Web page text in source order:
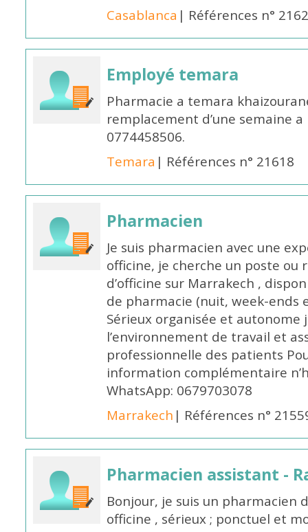
Casablanca | Références n°
Employé temara
Pharmacie a temara
remplacement d’une semaine
0774458506.
Temara | Références n° 21618
Pharmacien
Je suis pharmacien avec une
officine, je cherche un poste
d’officine sur Marrakech ,
de pharmacie (nuit, week-ends
Sérieux organisée et autonome
l’environnement de travail et
professionnelle des patients
information complémentaire
WhatsApp: 0679703078
Marrakech | Références n°
Pharmacien assistant -
Bonjour, je suis un pharmacien
officine , sérieux ; ponctuel et